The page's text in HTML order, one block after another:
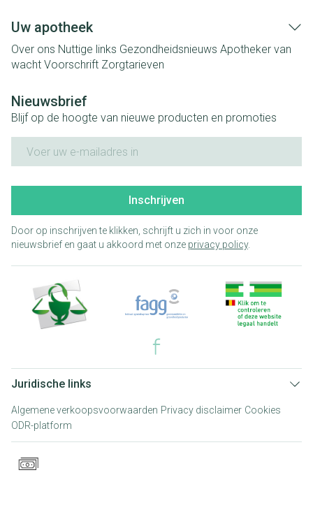
Uw apotheek
Over ons Nuttige links Gezondheidsnieuws Apotheker van
wacht Voorschrift Zorgtarieven
Nieuwsbrief
Blijf op de hoogte van nieuwe producten en promoties
Inschrijven
Door op inschrijven te klikken, schrijft u zich in voor onze
nieuwsbrief en gaat u akkoord met onze privacy policy.
Juridische links
Algemene verkoopsvoorwaarden Privacy disclaimer Cookies
ODR-platform